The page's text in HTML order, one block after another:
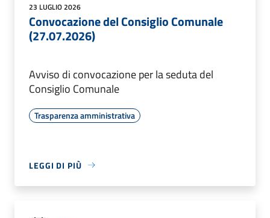
23 LUGLIO 2026
Convocazione del Consiglio Comunale
(27.07.2026)
Avviso di convocazione per la seduta del
Consiglio Comunale
Trasparenza amministrativa
LEGGI DI PIÙ